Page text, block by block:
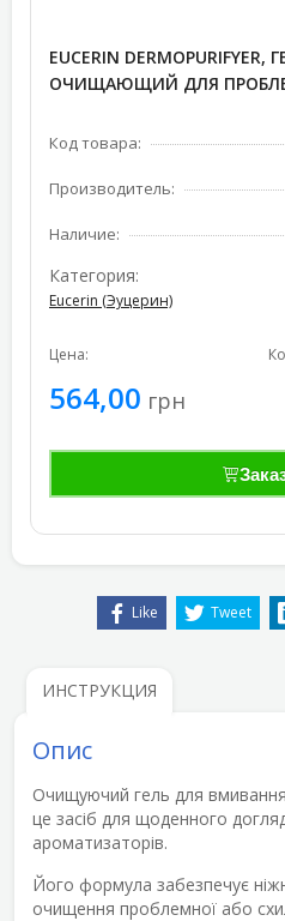
EUCERIN
ОЧИЩАЮЩИЙ ДЛЯ
Код товара:
Производитель:
Наличие:
Категория:
Eucerin (Эуцерин)
Цена:
564,00 грн
Like Tweet
ИНСТРУКЦИЯ
Опис
Очищуючий гель для
це засіб для щоденного
ароматизаторів.
Його формула забезпечує
очищення проблемної або